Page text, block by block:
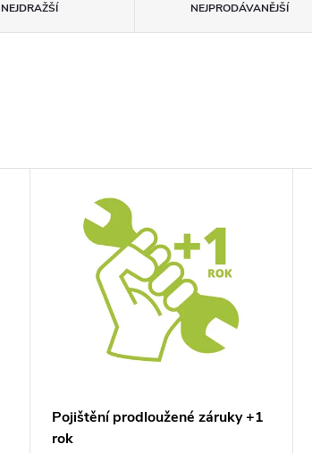
NEJDRAŽŠÍ NEJPRODÁVANĚJŠÍ
Pojištění prodloužené záruky +1
rok